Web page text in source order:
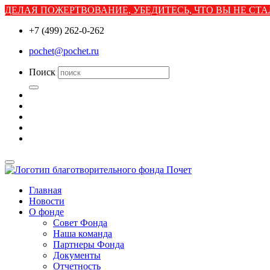
ДЕЛАЯ ПОЖЕРТВОВАНИЕ, УБЕДИТЕСЬ, ЧТО ВЫ НЕ
+7 (499) 262-0-262
pochet@pochet.ru
Поиск
Главная
Новости
О фонде
Совет Фонда
Наша команда
Партнеры Фонда
Документы
Отчетность